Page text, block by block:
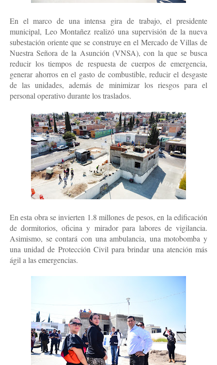
En el marco de una intensa gira de trabajo, el presidente
municipal, Leo Montañez realizó una supervisión de la nueva
subestación oriente que se construye en el Mercado de Villas de
Nuestra Señora de la Asunción (VNSA), con la que se busca
reducir los tiempos de respuesta de cuerpos de emergencia,
generar ahorros en el gasto de combustible, reducir el desgaste
de las unidades, además de minimizar los riesgos para el
personal operativo durante los traslados.
En esta obra se invierten 1.8 millones de pesos, en la edificación
de dormitorios, oficina y mirador para labores de vigilancia.
Asimismo, se contará con una ambulancia, una motobomba y
una unidad de Protección Civil para brindar una atención más
ágil a las emergencias.